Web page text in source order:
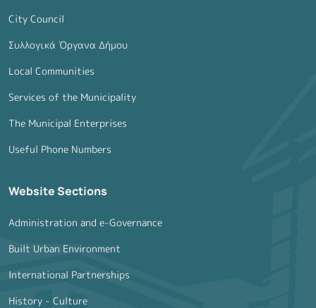
City Council
Συλλογικά Όργανα Δήμου
Local Communities
Services of the Municipality
The Municipal Enterprises
Useful Phone Numbers
Website Sections
Administration and e-Governance
Built Urban Environment
International Partnerships
History - Culture